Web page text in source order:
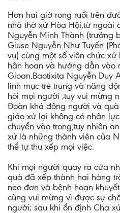
Hơn hai giờ rong ruổi trên
nhà thờ xứ Hòa Hội,từ ngoài
Nguyễn Minh Thành (trưởng
Giuse Nguyễn Như Tuyến
vụ) cùng một số viên chức
hân hoan và hướng dẫn vào
Gioan.Baotixita Nguyễn Duy
linh mục trẻ trung và năng
hỏi mọi người ;tuy vui mừng
Đoàn khá đông người và
giáo xứ lại không có nhân
chuyển vào trong,tuy nhiên
xứ là những thành viên của
thể tự thu xếp mọi việc.
Khi mọi người quay ra cửa
quà đã xếp thành hai hàng
neo đơn và bệnh hoạn
cũng vui mừng vì được sự
người; sau khi ổn định Cha